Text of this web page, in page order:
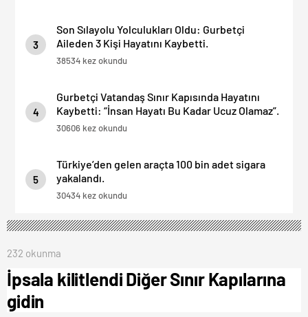
3
Son Sılayolu Yolculukları Oldu: Gurbetçi
Aileden 3 Kişi Hayatını Kaybetti.
38534 kez okundu
4
Gurbetçi Vatandaş Sınır Kapısında Hayatını
Kaybetti: “İnsan Hayatı Bu Kadar Ucuz Olamaz”.
30606 kez okundu
5
Türkiye’den gelen araçta 100 bin adet sigara
yakalandı.
30434 kez okundu
232 okunma
İpsala kilitlendi Diğer Sınır Kapılarına
gidin